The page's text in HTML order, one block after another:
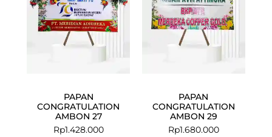
PAPAN
CONGRATULATION
AMBON 27
Rp1.428.000
PAPAN
CONGRATULATION
AMBON 29
Rp1.680.000